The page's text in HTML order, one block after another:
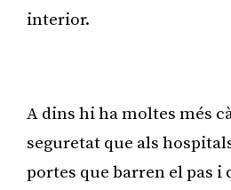
interior.
A dins hi ha moltes més
seguretat que als
portes que barren el pas i